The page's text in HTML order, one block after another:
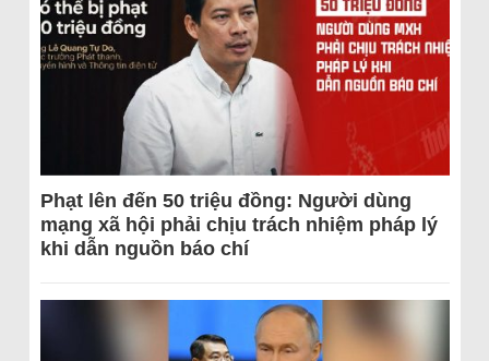
Phạt lên đến 50 triệu đồng: Người dùng
mạng xã hội phải chịu trách nhiệm pháp lý
khi dẫn nguồn báo chí